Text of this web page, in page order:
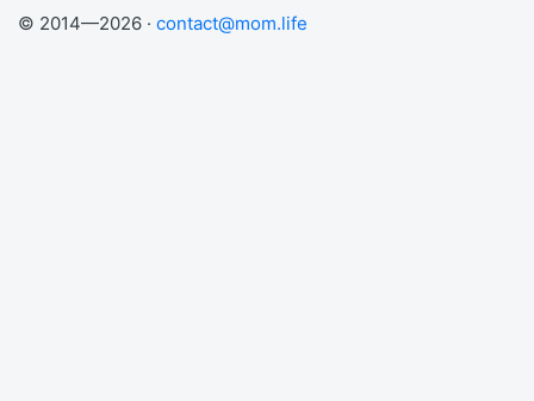
© 2014—2026 · contact@mom.life